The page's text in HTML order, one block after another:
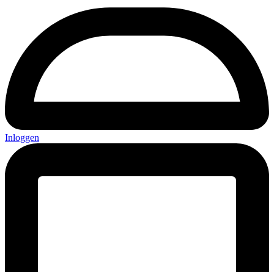
Inloggen